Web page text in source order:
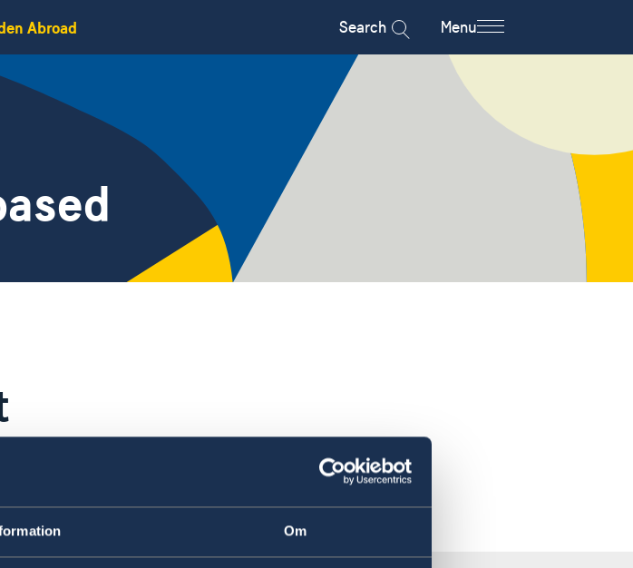
Om
Abroad Search Menu
news from the Ministry of Foreign Affairs.